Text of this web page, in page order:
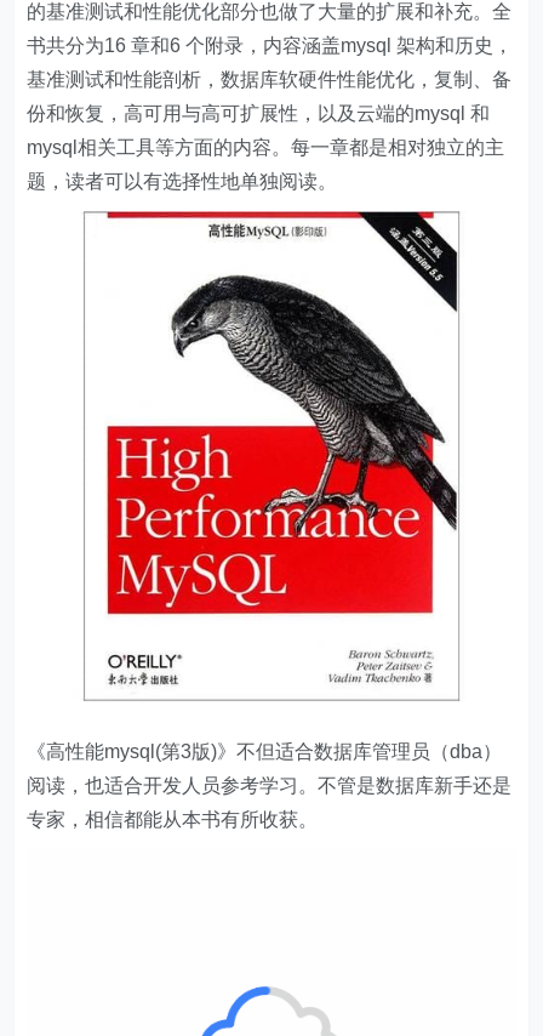
的基准测试和性能优化部分也做了大量的扩展和补充。全
书共分为16 章和6 个附录，内容涵盖mysql 架构和历史，
基准测试和性能剖析，数据库软硬件性能优化，复制、备
份和恢复，高可用与高可扩展性，以及云端的mysql 和
mysql相关工具等方面的内容。每一章都是相对独立的主
题，读者可以有选择性地单独阅读。
《高性能mysql(第3版)》不但适合数据库管理员（dba）
阅读，也适合开发人员参考学习。不管是数据库新手还是
专家，相信都能从本书有所收获。